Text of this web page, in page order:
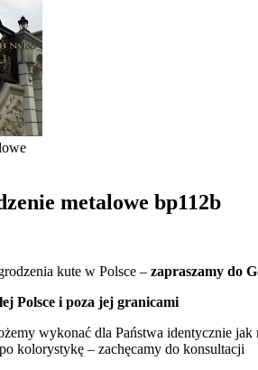
metalowe bp112b
kute w Polsce – zapraszamy do
Polsce i poza jej granicami
wykonać dla Państwa identycznie
kolorystykę – zachęcamy do konsultacji